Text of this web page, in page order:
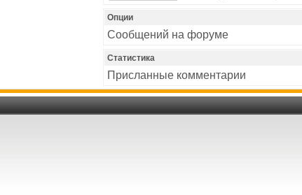
Опции
Сообщений на форуме
Статистика
Присланные комментарии